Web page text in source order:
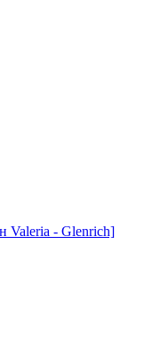
Valeria - Glenrich]